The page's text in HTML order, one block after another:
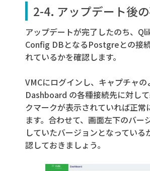
2-4. アップデート後
アップデートが完了したのち、
Config DBとなるPostgreとの接
れているかを確認します。
VMCにログインし、キャプチャの
Dashboard の各種接続先に対し
クマークが表示されていれば正常
ます。合わせて、画面左下のバー
していたバージョンとなっている
認しておきましょう。